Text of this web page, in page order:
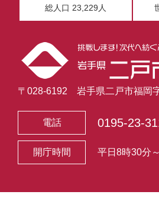
総人口 23,229人
〒028-6192 岩手県二戸市福岡
電話 0195-23-
開庁時間 平日8時30分